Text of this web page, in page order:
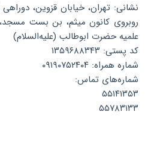
نشانی: تهران، خیابان قزوین، دوراهی
علمیه حضرت ابوطالب (علیه‌السلام)
کد پستی: ۱۳۵۹۶۸۸۳۴۳
شماره همراه: ۰۹۱۹۰۷۵۲۴۰۴
شماره‌های تماس:
۵۵۱۴۱۳۵۳
۵۵۷۸۳۱۳۳